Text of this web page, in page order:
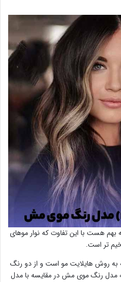
هست با این تفاوت که نوار موهای
تر است.
به روش هایلایت مو است و از دو رنگ
که مدل رنگ موی مش در مقایسه با مدل